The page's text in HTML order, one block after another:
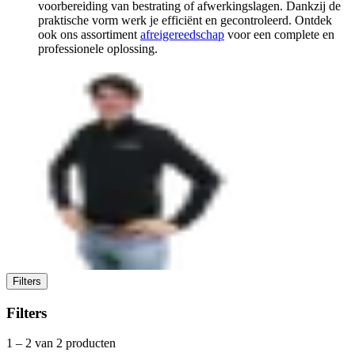
voorbereiding van bestrating of afwerkingslagen. Dankzij de
praktische vorm werk je efficiënt en gecontroleerd. Ontdek
ook ons assortiment afreigereedschap voor een complete en
professionele oplossing.
Filters
Filters
1 – 2 van 2 producten